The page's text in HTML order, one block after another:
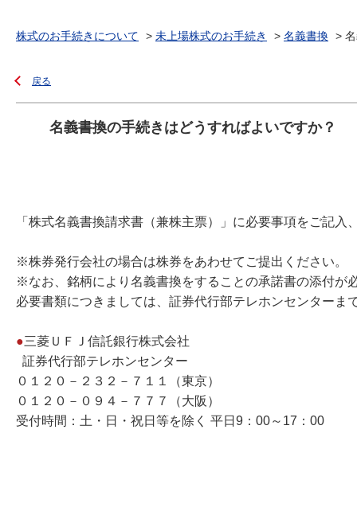
株式のお手続きについて > 未上場株式のお手続き > 名義書換 >
戻る
名義書換の手続きはどうすればよいですか？
「株式名義書換請求書（兼株主票）」に必要事項をご記
※株券発行会社の場合は株券をあわせてご提出ください。
※なお、銘柄により名義書換をすることの承諾書の添付が
必要書類につきましては、証券代行部テレホンセンターま
●三菱ＵＦＪ信託銀行株式会社
証券代行部テレホンセンター
０１２０－２３２－７１１（東京）
０１２０－０９４－７７７（大阪）
受付時間：土・日・祝日等を除く 平日9：00～17：00